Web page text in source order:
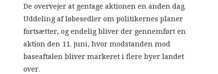
De overvejer at gentage aktionen en anden dag.
Uddeling af løbesedler om politikernes planer
fortsætter, og endelig bliver der gennemført en
aktion den 11. juni, hvor modstanden mod
baseaftalen bliver markeret i flere byer landet
over.